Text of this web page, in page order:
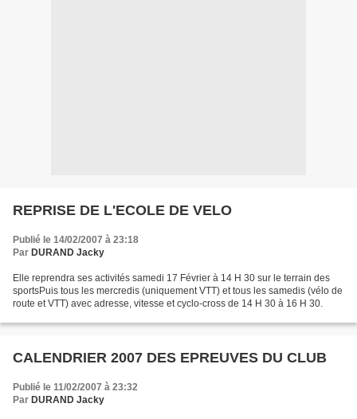
REPRISE DE L'ECOLE DE VELO
Publié le 14/02/2007 à 23:18
Par DURAND Jacky
Elle reprendra ses activités samedi 17 Février à 14 H 30 sur le terrain des
sportsPuis tous les mercredis (uniquement VTT) et tous les samedis (vélo de
route et VTT) avec adresse, vitesse et cyclo-cross de 14 H 30 à 16 H 30.
CALENDRIER 2007 DES EPREUVES DU CLUB
Publié le 11/02/2007 à 23:32
Par DURAND Jacky